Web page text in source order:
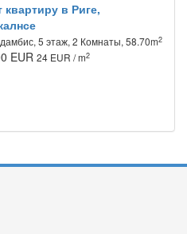
в Риге,
5 этаж, 2 Комнаты, 58.70m2
EUR 24 EUR / m2